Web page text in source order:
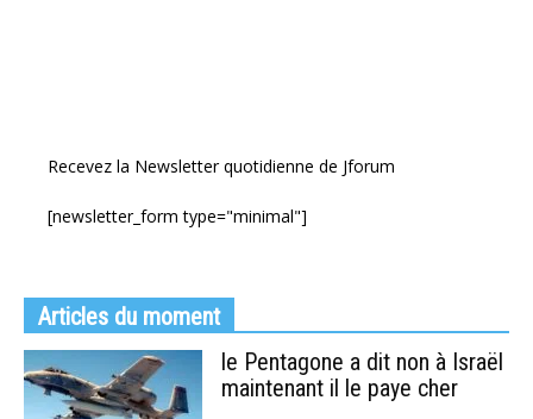
Recevez la Newsletter quotidienne de Jforum
[newsletter_form type="minimal"]
Articles du moment
le Pentagone a dit non à Israël
maintenant il le paye cher